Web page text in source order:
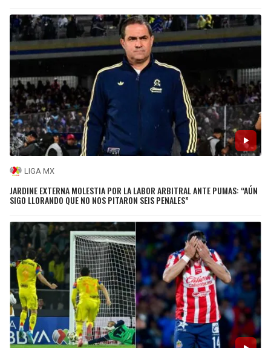
LIGA MX
JARDINE EXTERNA MOLESTIA POR LA LABOR ARBITRAL ANTE PUMAS: “AÚN
SIGO LLORANDO QUE NO NOS PITARON SEIS PENALES”